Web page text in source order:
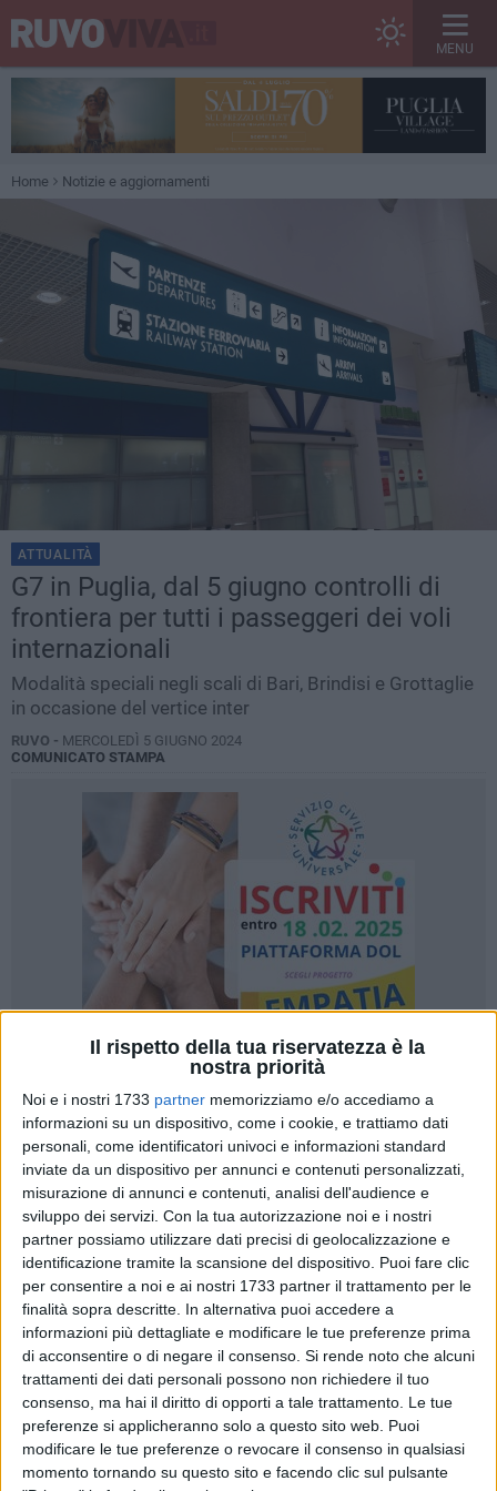
Il rispetto della tua riservatezza è la
nostra priorità
Noi e i nostri 1733 partner memorizziamo e/o accediamo a
informazioni su un dispositivo, come i cookie, e trattiamo dati
personali, come identificatori univoci e informazioni standard
inviate da un dispositivo per annunci e contenuti personalizzati,
misurazione di annunci e contenuti, analisi dell'audience e
sviluppo dei servizi. Con la tua autorizzazione noi e i nostri
partner possiamo utilizzare dati precisi di geolocalizzazione e
identificazione tramite la scansione del dispositivo. Puoi fare clic
per consentire a noi e ai nostri 1733 partner il trattamento per le
finalità sopra descritte. In alternativa puoi accedere a
informazioni più dettagliate e modificare le tue preferenze prima
di acconsentire o di negare il consenso. Si rende noto che alcuni
trattamenti dei dati personali possono non richiedere il tuo
consenso, ma hai il diritto di opporti a tale trattamento. Le tue
preferenze si applicheranno solo a questo sito web. Puoi
modificare le tue preferenze o revocare il consenso in qualsiasi
momento tornando su questo sito e facendo clic sul pulsante
MENU
Home Notizie e aggiornamenti
ATTUALITÀ
G7 in Puglia, dal 5 giugno controlli di
frontiera per tutti i passeggeri dei voli
internazionali
Modalità speciali negli scali di Bari, Brindisi e Grottaglie
in occasione del vertice inter
RUVO - MERCOLEDÌ 5 GIUGNO 2024
COMUNICATO STAMPA
20
Aeroporti di Puglia comunica che, in occasione del vertice G7
previsto dal 13 al 15 giugno prossimi, su disposizione del
Ministro degli Interni verranno ripristinati i controlli di
frontiera per tutti i passeggeri dei voli internazionali in
arrivo ed in partenza, a partire dalle ore 14.00 del 5 giugno
fino alle 14.00 del 18 giugno.
Inoltre, nel rispetto delle necessarie misure di sicurezza e su
indicazione delle competenti Autorità, negli scali di Bari,
Brindisi e Grottaglie,potranno essere previste restrizioni in
ordine alla viabilità e alla sosta nelle aree di parcheggio.